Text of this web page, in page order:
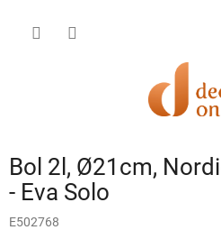
conținut
Bol 2l, Ø21cm,
- Eva Solo
E502768